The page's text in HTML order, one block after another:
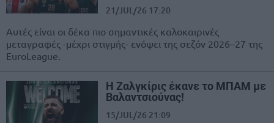
21/JUL/26 17:20
Αυτές είναι οι δέκα πιο σημαντικές καλοκαιρινές
μεταγραφές -μέχρι στιγμής- ενόψει της σεζόν 2026–27 της
EuroLeague.
Η Ζαλγκίρις έκανε το ΜΠΑΜ με
Βαλαντσιούνας!
15/JUL/26 21:09